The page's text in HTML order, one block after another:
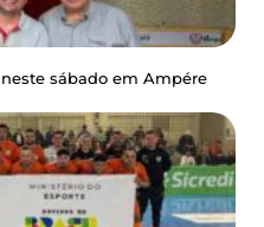
sábado em Ampére